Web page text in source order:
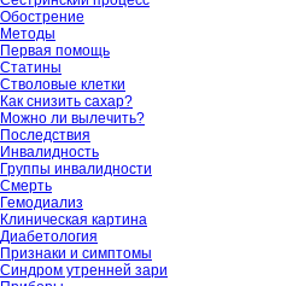
Обострение
Методы
Первая помощь
Статины
Стволовые клетки
Как снизить сахар?
Можно ли вылечить?
Последствия
Инвалидность
Группы инвалидности
Смерть
Гемодиализ
Клиническая картина
Диабетология
Признаки и симптомы
Синдром утренней зари